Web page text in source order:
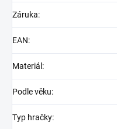
Záruka:
EAN:
Materiál :
Podle věku:
Typ hračky: